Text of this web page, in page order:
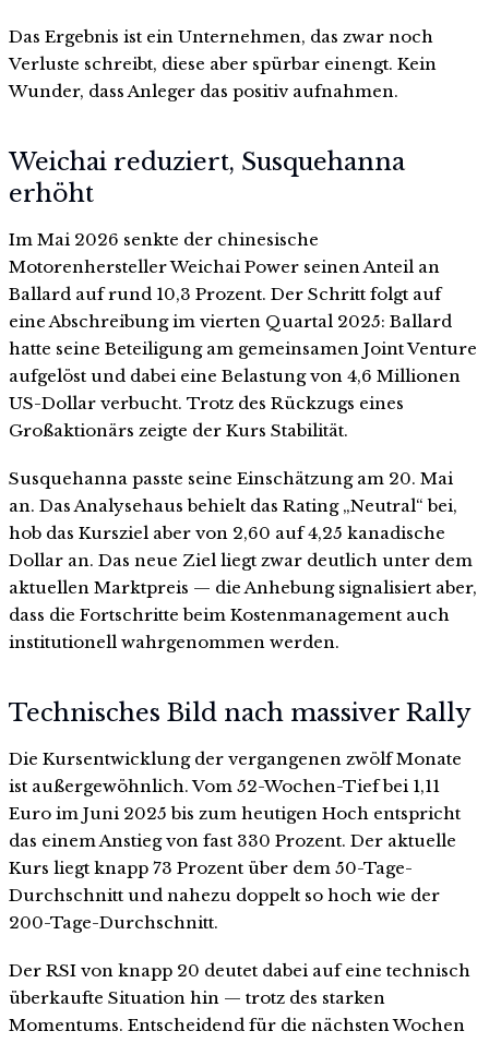
Das Ergebnis ist ein Unternehmen, das zwar noch
Verluste schreibt, diese aber spürbar einengt. Kein
Wunder, dass Anleger das positiv aufnahmen.
Weichai reduziert, Susquehanna
erhöht
Im Mai 2026 senkte der chinesische
Motorenhersteller Weichai Power seinen Anteil an
Ballard auf rund 10,3 Prozent. Der Schritt folgt auf
eine Abschreibung im vierten Quartal 2025: Ballard
hatte seine Beteiligung am gemeinsamen Joint Venture
aufgelöst und dabei eine Belastung von 4,6 Millionen
US-Dollar verbucht. Trotz des Rückzugs eines
Großaktionärs zeigte der Kurs Stabilität.
Susquehanna passte seine Einschätzung am 20. Mai
an. Das Analysehaus behielt das Rating „Neutral“ bei,
hob das Kursziel aber von 2,60 auf 4,25 kanadische
Dollar an. Das neue Ziel liegt zwar deutlich unter dem
aktuellen Marktpreis — die Anhebung signalisiert aber,
dass die Fortschritte beim Kostenmanagement auch
institutionell wahrgenommen werden.
Technisches Bild nach massiver Rally
Die Kursentwicklung der vergangenen zwölf Monate
ist außergewöhnlich. Vom 52-Wochen-Tief bei 1,11
Euro im Juni 2025 bis zum heutigen Hoch entspricht
das einem Anstieg von fast 330 Prozent. Der aktuelle
Kurs liegt knapp 73 Prozent über dem 50-Tage-
Durchschnitt und nahezu doppelt so hoch wie der
200-Tage-Durchschnitt.
Der RSI von knapp 20 deutet dabei auf eine technisch
überkaufte Situation hin — trotz des starken
Momentums. Entscheidend für die nächsten Wochen